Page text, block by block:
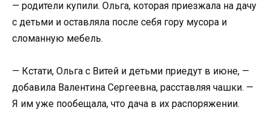
— родители купили. Ольга, которая приезжала на дачу
с детьми и оставляла после себя гору мусора и
сломанную мебель.
— Кстати, Ольга с Витей и детьми приедут в июне, —
добавила Валентина Сергеевна, расставляя чашки. —
Я им уже пообещала, что дача в их распоряжении.